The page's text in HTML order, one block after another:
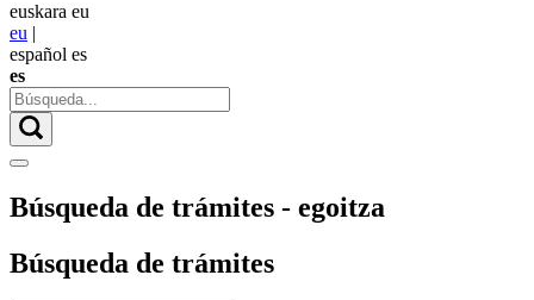
euskara eu
eu |
español es
es
Búsqueda de trámites - egoitza
Búsqueda de trámites